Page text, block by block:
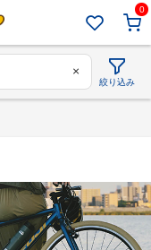
0
×
絞り込み